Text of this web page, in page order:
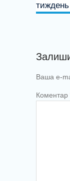
тиждень
Ваша e-
Коментар